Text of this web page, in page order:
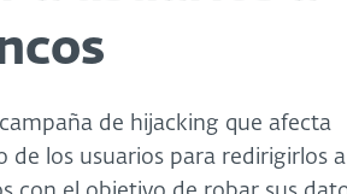
de hijacking que afecta
los usuarios para redirigirlos